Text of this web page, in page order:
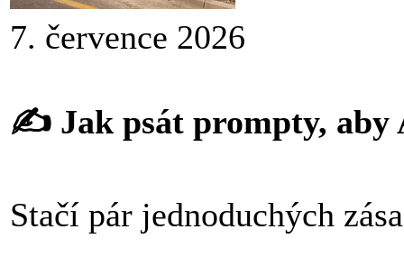
7. července 2026
✍️ Jak psát prompty, aby
Stačí pár jednoduchých